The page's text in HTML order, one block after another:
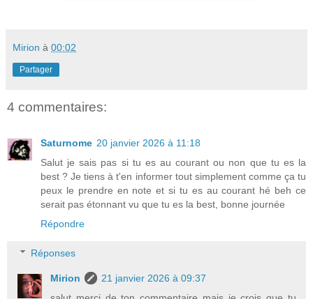
Mirion à 00:02
Partager
4 commentaires:
Saturnome 20 janvier 2026 à 11:18
Salut je sais pas si tu es au courant ou non que tu es la
best ? Je tiens à t'en informer tout simplement comme ça tu
peux le prendre en note et si tu es au courant hé beh ce
serait pas étonnant vu que tu es la best, bonne journée
Répondre
Réponses
Mirion
21 janvier 2026 à 09:37